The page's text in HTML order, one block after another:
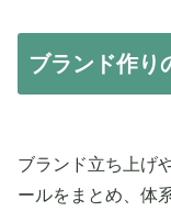
ブランド作り
ブランド立ち上げ
ールをまとめ、体